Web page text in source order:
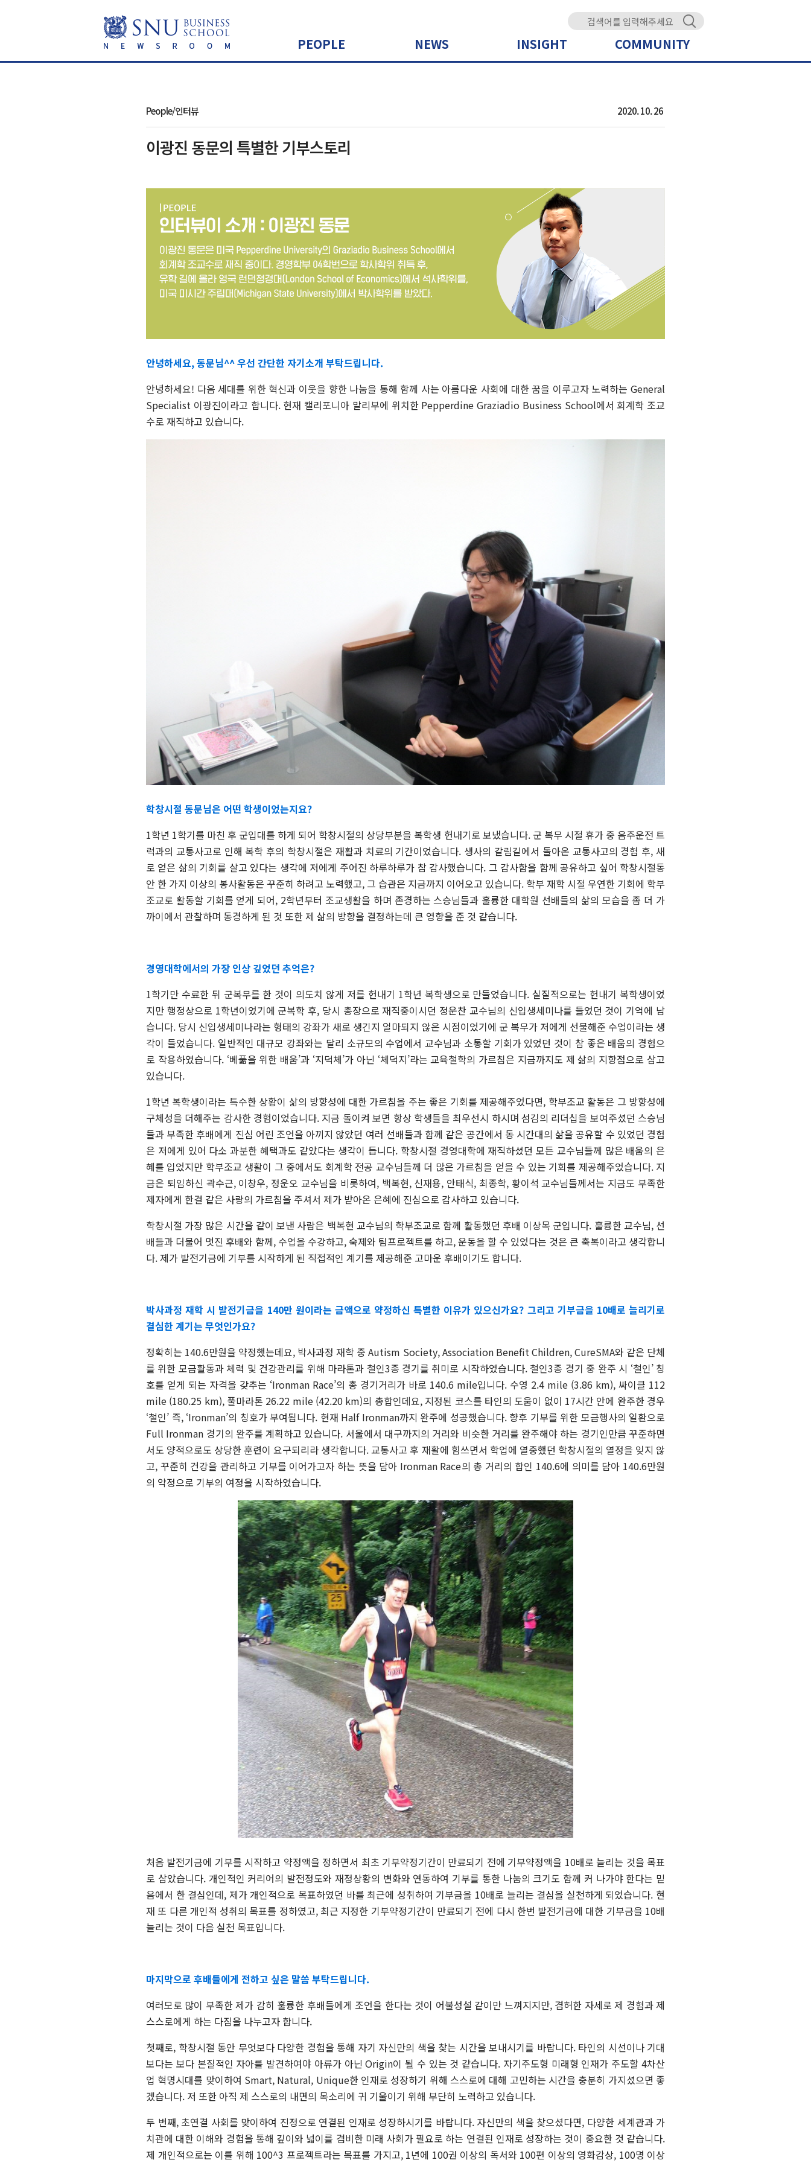
PEOPLE NEWS INSIGHT COMMUNITY
People/인터뷰 2020. 10. 26
이광진 동문의 특별한 기부스토리
안녕하세요, 동문님^^ 우선 간단한 자기소개 부탁드립니다.
안녕하세요! 다음 세대를 위한 혁신과 이웃을 향한 나눔을 통해 함께 사는 아름다운 사회에 대한 꿈을 이루고자 노력하는 General
Specialist 이광진이라고 합니다. 현재 캘리포니아 말리부에 위치한 Pepperdine Graziadio Business School에서 회계학 조교
수로 재직하고 있습니다.
학창시절 동문님은 어떤 학생이었는지요?
1학년 1학기를 마친 후 군입대를 하게 되어 학창시절의 상당부분을 복학생 헌내기로 보냈습니다. 군 복무 시절 휴가 중 음주운전 트
럭과의 교통사고로 인해 복학 후의 학창시절은 재활과 치료의 기간이었습니다. 생사의 갈림길에서 돌아온 교통사고의 경험 후, 새
로 얻은 삶의 기회를 살고 있다는 생각에 저에게 주어진 하루하루가 참 감사했습니다. 그 감사함을 함께 공유하고 싶어 학창시절동
안 한 가지 이상의 봉사활동은 꾸준히 하려고 노력했고, 그 습관은 지금까지 이어오고 있습니다. 학부 재학 시절 우연한 기회에 학부
조교로 활동할 기회를 얻게 되어, 2학년부터 조교생활을 하며 존경하는 스승님들과 훌륭한 대학원 선배들의 삶의 모습을 좀 더 가
까이에서 관찰하며 동경하게 된 것 또한 제 삶의 방향을 결정하는데 큰 영향을 준 것 같습니다.
경영대학에서의 가장 인상 깊었던 추억은?
1학기만 수료한 뒤 군복무를 한 것이 의도치 않게 저를 헌내기 1학년 복학생으로 만들었습니다. 실질적으로는 헌내기 복학생이었
지만 행정상으로 1학년이었기에 군복학 후, 당시 총장으로 재직중이시던 정운찬 교수님의 신입생세미나를 들었던 것이 기억에 남
습니다. 당시 신입생세미나라는 형태의 강좌가 새로 생긴지 얼마되지 않은 시점이었기에 군 복무가 저에게 선물해준 수업이라는 생
각이 들었습니다. 일반적인 대규모 강좌와는 달리 소규모의 수업에서 교수님과 소통할 기회가 있었던 것이 참 좋은 배움의 경험으
로 작용하였습니다. ‘베풂을 위한 배움’과 ‘지덕체’가 아닌 ‘체덕지’라는 교육철학의 가르침은 지금까지도 제 삶의 지향점으로 삼고
있습니다.
1학년 복학생이라는 특수한 상황이 삶의 방향성에 대한 가르침을 주는 좋은 기회를 제공해주었다면, 학부조교 활동은 그 방향성에
구체성을 더해주는 감사한 경험이었습니다. 지금 돌이켜 보면 항상 학생들을 최우선시 하시며 섬김의 리더십을 보여주셨던 스승님
들과 부족한 후배에게 진심 어린 조언을 아끼지 않았던 여러 선배들과 함께 같은 공간에서 동 시간대의 삶을 공유할 수 있었던 경험
은 저에게 있어 다소 과분한 혜택과도 같았다는 생각이 듭니다. 학창시절 경영대학에 재직하셨던 모든 교수님들께 많은 배움의 은
혜를 입었지만 학부조교 생활이 그 중에서도 회계학 전공 교수님들께 더 많은 가르침을 얻을 수 있는 기회를 제공해주었습니다. 지
금은 퇴임하신 곽수근, 이창우, 정운오 교수님을 비롯하여, 백복현, 신재용, 안태식, 최종학, 황이석 교수님들께서는 지금도 부족한
제자에게 한결 같은 사랑의 가르침을 주셔서 제가 받아온 은혜에 진심으로 감사하고 있습니다.
학창시절 가장 많은 시간을 같이 보낸 사람은 백복현 교수님의 학부조교로 함께 활동했던 후배 이상목 군입니다. 훌륭한 교수님, 선
배들과 더불어 멋진 후배와 함께, 수업을 수강하고, 숙제와 팀프로젝트를 하고, 운동을 할 수 있었다는 것은 큰 축복이라고 생각합니
다. 제가 발전기금에 기부를 시작하게 된 직접적인 계기를 제공해준 고마운 후배이기도 합니다.
박사과정 재학 시 발전기금을 140만 원이라는 금액으로 약정하신 특별한 이유가 있으신가요? 그리고 기부금을 10배로 늘리기로
결심한 계기는 무엇인가요?
정확히는 140.6만원을 약정했는데요, 박사과정 재학 중Autism Society, Association Benefit Children, CureSMA와 같은 단체
를 위한 모금활동과 체력 및 건강관리를 위해 마라톤과 철인3종 경기를 취미로 시작하였습니다. 철인3종 경기 중 완주 시 ‘철인’ 칭
호를 얻게 되는 자격을 갖추는 ‘Ironman Race’의 총 경기거리가 바로 140.6 mile입니다. 수영 2.4 mile (3.86 km), 싸이클 112
mile (180.25 km), 풀마라톤 26.22 mile (42.20 km)의 총합인데요, 지정된 코스를 타인의 도움이 없이 17시간 안에 완주한 경우
‘철인’ 즉, ‘Ironman’의 칭호가 부여됩니다. 현재 Half Ironman까지 완주에 성공했습니다. 향후 기부를 위한 모금행사의 일환으로
Full Ironman 경기의 완주를 계획하고 있습니다. 서울에서 대구까지의 거리와 비슷한 거리를 완주해야 하는 경기인만큼 꾸준하면
서도 양적으로도 상당한 훈련이 요구되리라 생각합니다.교통사고 후 재활에 힘쓰면서 학업에 열중했던 학창시절의 열정을 잊지 않
고, 꾸준히 건강을 관리하고 기부를 이어가고자 하는 뜻을 담아 Ironman Race의 총 거리의 합인 140.6에 의미를 담아 140.6만원
의 약정으로 기부의 여정을 시작하였습니다.
처음 발전기금에 기부를 시작하고 약정액을 정하면서 최초 기부약정기간이 만료되기 전에 기부약정액을 10배로 늘리는 것을 목표
로 삼았습니다. 개인적인 커리어의 발전정도와 재정상황의 변화와 연동하여 기부를 통한 나눔의 크기도 함께 커 나가야 한다는 믿
음에서 한 결심인데, 제가 개인적으로 목표하였던 바를 최근에 성취하여 기부금을 10배로 늘리는 결심을 실천하게 되었습니다. 현
재 또 다른 개인적 성취의 목표를 정하였고, 최근 지정한 기부약정기간이 만료되기 전에 다시 한번 발전기금에 대한 기부금을 10배
늘리는 것이 다음 실천 목표입니다.
마지막으로 후배들에게 전하고 싶은 말씀 부탁드립니다.
여러모로 많이 부족한 제가 감히 훌륭한 후배들에게 조언을 한다는 것이 어불성설 같이만 느껴지지만, 겸허한 자세로 제 경험과 제
스스로에게 하는 다짐을 나누고자 합니다.
첫째로, 학창시절 동안 무엇보다 다양한 경험을 통해 자기 자신만의 색을 찾는 시간을 보내시기를 바랍니다. 타인의 시선이나 기대
보다는 보다 본질적인 자아를 발견하여야 아류가 아닌 Origin이 될 수 있는 것 같습니다. 자기주도형 미래형 인재가 주도할4차산
업 혁명시대를 맞이하여 Smart, Natural, Unique한 인재로 성장하기 위해 스스로에 대해 고민하는 시간을 충분히 가지셨으면 좋
겠습니다. 저 또한 아직 제 스스로의 내면의 목소리에 귀 기울이기 위해 부단히 노력하고 있습니다.
두 번째, 초연결 사회를 맞이하여 진정으로 연결된 인재로 성장하시기를 바랍니다. 자신만의 색을 찾으셨다면, 다양한 세계관과 가
치관에 대한 이해와 경험을 통해 깊이와 넓이를 겸비한 미래 사회가 필요로 하는 연결된 인재로 성장하는 것이 중요한 것 같습니다.
제 개인적으로는 이를 위해 100^3 프로젝트라는 목표를 가지고, 1년에 100권 이상의 독서와 100편 이상의 영화감상, 100명 이상